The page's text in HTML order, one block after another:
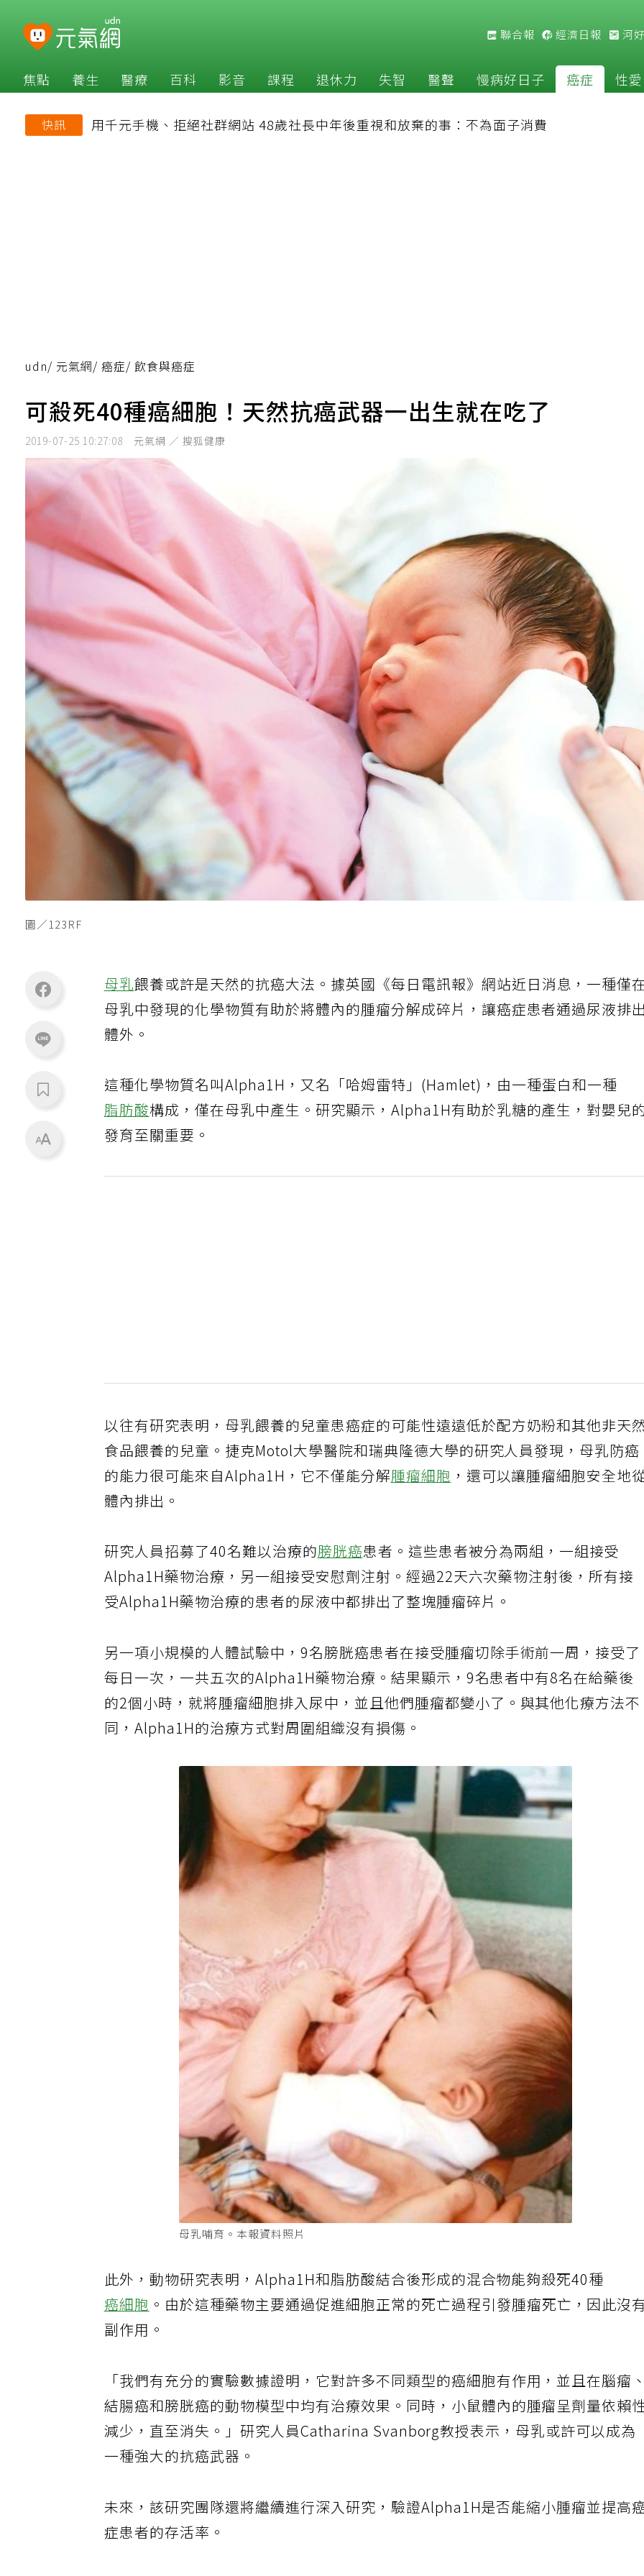
聯合報 經濟日報 河
焦點 養生 醫療 百科 影音 課程 退休力 失智 醫聲 慢病好日子 癌症 性愛
快訊 用千元手機、拒絕社群網站 48歲社長中年後重視和放棄的事：不為面子消費
udn/ 元氣網/ 癌症/ 飲食與癌症
可殺死40種癌細胞！天然抗癌武器一出生就在吃了
2019-07-25 10:27:08 元氣網 ／ 搜狐健康
圖／123RF
母乳餵養或許是天然的抗癌大法。據英國《每日電訊報》網站近日消息，一種僅
母乳中發現的化學物質有助於將體內的腫瘤分解成碎片，讓癌症患者通過尿液排出
體外。
這種化學物質名叫Alpha1H，又名「哈姆雷特」(Hamlet)，由一種蛋白和一種
脂肪酸構成，僅在母乳中產生。研究顯示，Alpha1H有助於乳糖的產生，對嬰兒
發育至關重要。
以往有研究表明，母乳餵養的兒童患癌症的可能性遠遠低於配方奶粉和其他非天然
食品餵養的兒童。捷克Motol大學醫院和瑞典隆德大學的研究人員發現，母乳防癌
的能力很可能來自Alpha1H，它不僅能分解腫瘤細胞 ，還可以讓腫瘤細胞安全地
體內排出。
研究人員招募了40名難以治療的膀胱癌患者。這些患者被分為兩組，一組接受
Alpha1H藥物治療，另一組接受安慰劑注射。經過22天六次藥物注射後，所有接
受Alpha1H藥物治療的患者的尿液中都排出了整塊腫瘤碎片。
另一項小規模的人體試驗中，9名膀胱癌患者在接受腫瘤切除手術前一周，接受了
每日一次，一共五次的Alpha1H藥物治療。結果顯示，9名患者中有8名在給藥後
的2個小時，就將腫瘤細胞排入尿中，並且他們腫瘤都變小了。與其他化療方法不
同，Alpha1H的治療方式對周圍組織沒有損傷。
母乳哺育。本報資料照片
此外，動物研究表明，Alpha1H和脂肪酸結合後形成的混合物能夠殺死40種
癌細胞 。由於這種藥物主要通過促進細胞正常的死亡過程引發腫瘤死亡，因此沒有
副作用。
「我們有充分的實驗數據證明，它對許多不同類型的癌細胞有作用，並且在腦瘤、
結腸癌和膀胱癌的動物模型中均有治療效果。同時，小鼠體內的腫瘤呈劑量依賴
減少，直至消失。」研究人員Catharina Svanborg教授表示，母乳或許可以成為
一種強大的抗癌武器。
未來，該研究團隊還將繼續進行深入研究，驗證Alpha1H是否能縮小腫瘤並提高
症患者的存活率。